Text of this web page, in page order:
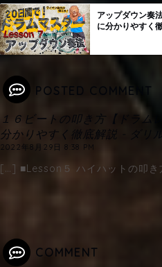
アップダウン奏
に分かりやすく
POSTED COMMENT
１６ビートの叩き方【ドラム
分かりやすく徹底解説 - ダリ
2022年8月29日 8:38 PM
[…] ■Lesson５ ハイハットの叩
COMMENT